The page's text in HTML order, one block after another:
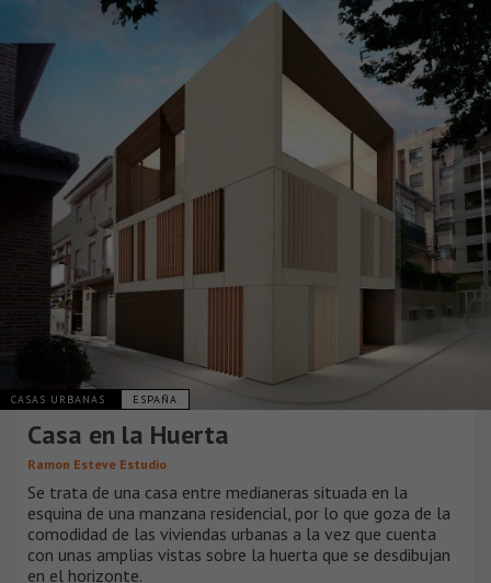
CASAS URBANAS ESPAÑA
Casa en la Huerta
Ramon Esteve Estudio
Se trata de una casa entre medianeras situada en la
esquina de una manzana residencial, por lo que goza de la
comodidad de las viviendas urbanas a la vez que cuenta
con unas amplias vistas sobre la huerta que se desdibujan
en el horizonte.